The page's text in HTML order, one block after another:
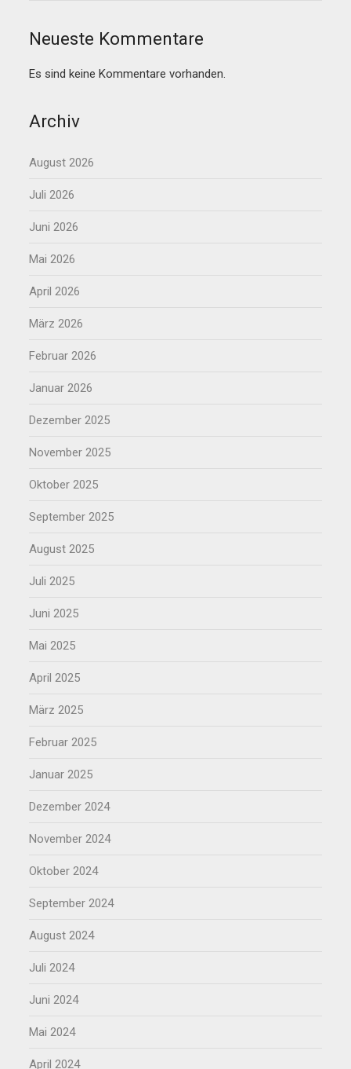
Neueste Kommentare
Es sind keine Kommentare vorhanden.
Archiv
August 2026
Juli 2026
Juni 2026
Mai 2026
April 2026
März 2026
Februar 2026
Januar 2026
Dezember 2025
November 2025
Oktober 2025
September 2025
August 2025
Juli 2025
Juni 2025
Mai 2025
April 2025
März 2025
Februar 2025
Januar 2025
Dezember 2024
November 2024
Oktober 2024
September 2024
August 2024
Juli 2024
Juni 2024
Mai 2024
April 2024